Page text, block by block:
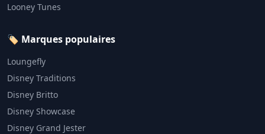
Looney Tunes
🏷️ Marques populaires
Loungefly
Disney Traditions
Disney Britto
Disney Showcase
Disney Grand Jester